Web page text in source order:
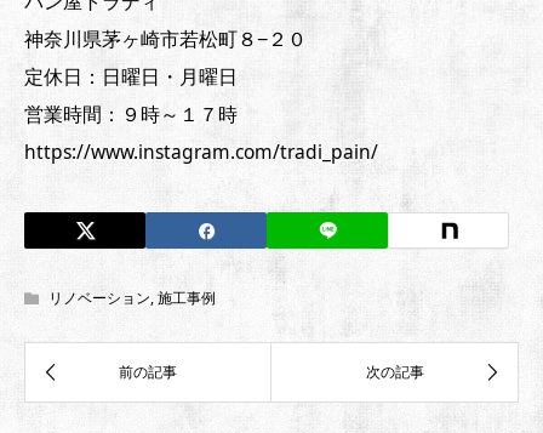
神奈川県茅ヶ崎市若松町８−２０
定休日：日曜日・月曜日
営業時間：９時～１７時
https://www.instagram.com/tradi_pain/
リノベーション,施工事例